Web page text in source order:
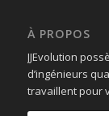
À PROPOS
JJEvolution
d’ingénieurs
travaillent pour